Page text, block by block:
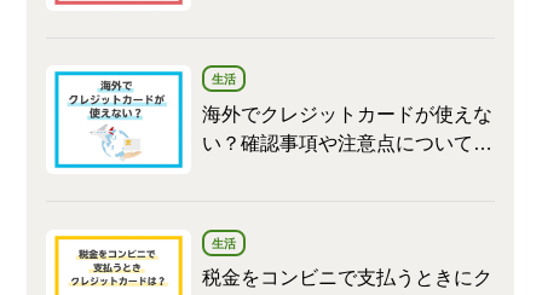
生活
海外でクレジットカードが使えな
い？確認事項や注意点について解
生活
税金をコンビニで支払うときにク